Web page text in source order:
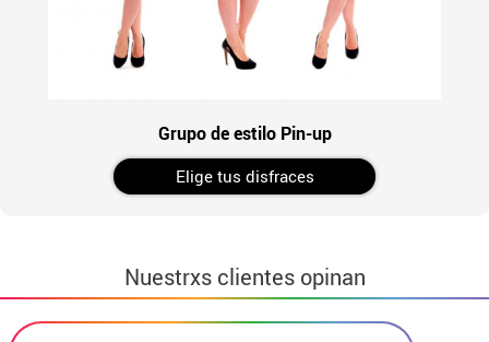
Grupo de estilo Pin-up
Elige tus disfraces
Nuestrxs clientes opinan